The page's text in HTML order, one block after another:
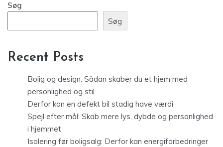
Søg
Søg
Recent Posts
Bolig og design: Sådan skaber du et hjem med
personlighed og stil
Derfor kan en defekt bil stadig have værdi
Spejl efter mål: Skab mere lys, dybde og personlighed
i hjemmet
Isolering før boligsalg: Derfor kan energiforbedringer